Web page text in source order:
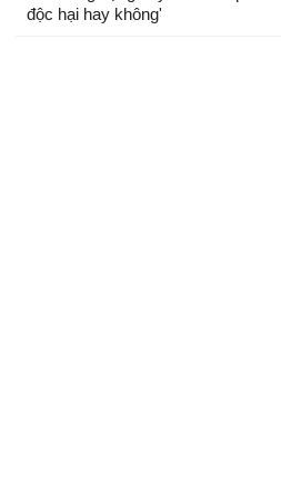
độc hại hay không'